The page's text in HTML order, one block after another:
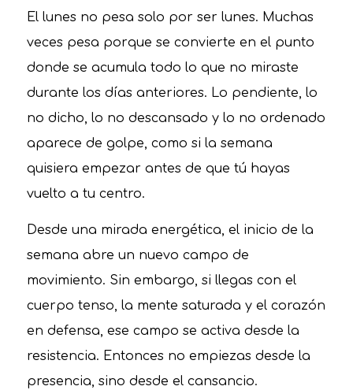
El lunes no pesa solo por ser lunes. Muchas
veces pesa porque se convierte en el punto
donde se acumula todo lo que no miraste
durante los días anteriores. Lo pendiente, lo
no dicho, lo no descansado y lo no ordenado
aparece de golpe, como si la semana
quisiera empezar antes de que tú hayas
vuelto a tu centro.
Desde una mirada energética, el inicio de la
semana abre un nuevo campo de
movimiento. Sin embargo, si llegas con el
cuerpo tenso, la mente saturada y el corazón
en defensa, ese campo se activa desde la
resistencia. Entonces no empiezas desde la
presencia, sino desde el cansancio.